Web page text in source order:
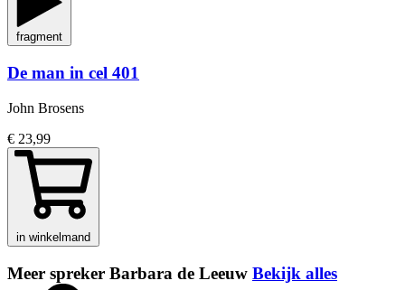
fragment
De man in cel 401
John Brosens
€ 23,99
in winkelmand
Meer spreker Barbara de Leeuw Bekijk alles